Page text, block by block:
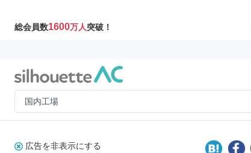
総会員数1600万人突破！
広告を非表示にする